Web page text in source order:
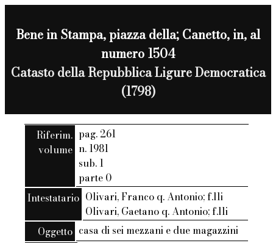
Bene in Stampa, piazza della; Canetto, in, al
numero 1504
Catasto della Repubblica Ligure Democratica
(1798)
Riferim.
volume
pag. 261
n. 1981
sub. 1
parte 0
Intestatario Olivari, Franco q. Antonio; f.lli
Olivari, Gaetano q. Antonio; f.lli
Oggetto casa di sei mezzani e due magazzini